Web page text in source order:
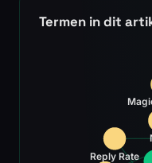
Termen in dit
Reply Rate